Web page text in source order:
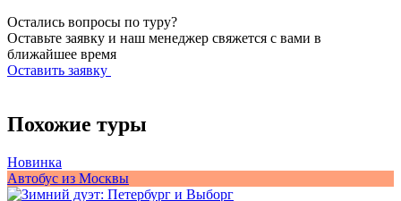
Остались вопросы по туру?
Оставьте заявку и наш менеджер свяжется с вами в
ближайшее время
Оставить заявку
Похожие туры
Новинка
Автобус из Москвы